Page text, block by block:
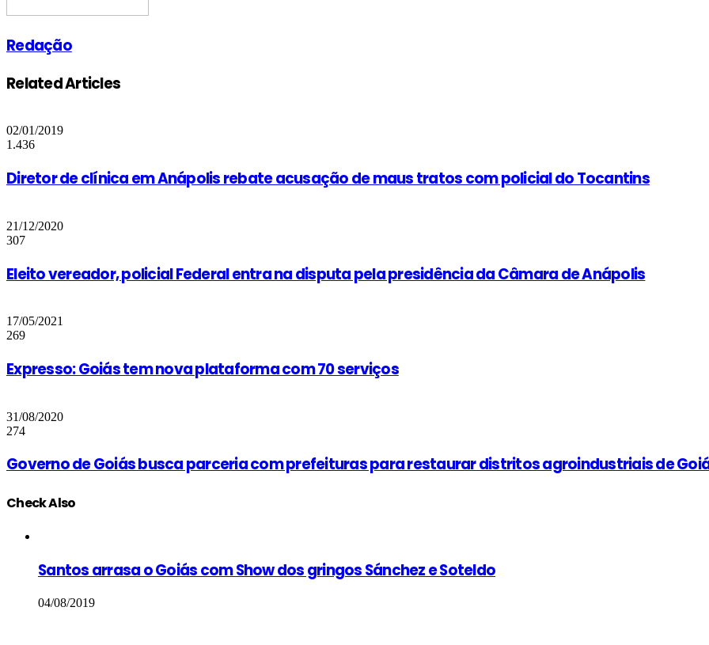
Redação
Related Articles
02/01/2019
1.436
Diretor de clínica em Anápolis rebate acusação de maus tratos com policial do Tocantins
21/12/2020
307
Eleito vereador, policial Federal entra na disputa pela presidência da Câmara de Anápolis
17/05/2021
269
Expresso: Goiás tem nova plataforma com 70 serviços
31/08/2020
274
Governo de Goiás busca parceria com prefeituras para restaurar distritos agroindustriais de
Check Also
Close
Santos arrasa o Goiás com Show dos gringos Sánchez e Soteldo
04/08/2019